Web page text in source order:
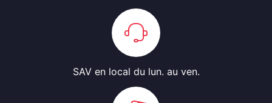
SAV en local du lun. au ven.